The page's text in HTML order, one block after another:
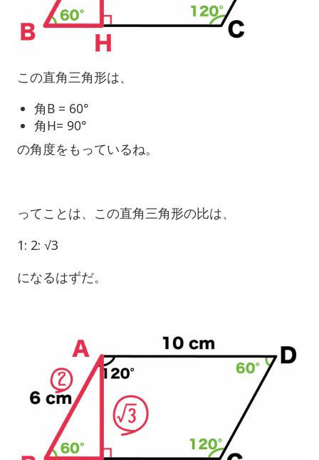
この直角三角形は、
角B = 60°
角H= 90°
の角度をもっているね。
ってことは、この直角三角形の比は、
1: 2: √3
になるはずだ。